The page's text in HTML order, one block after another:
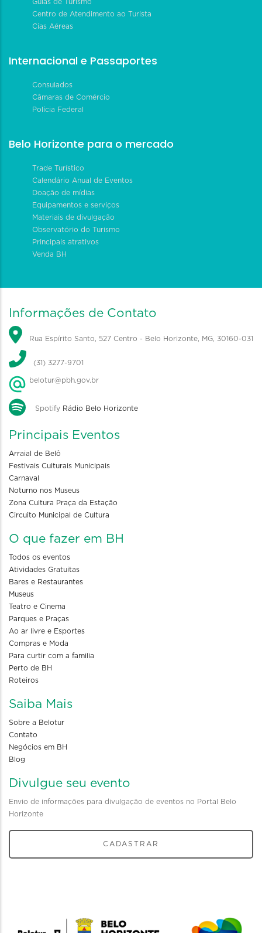
Guias de Turismo
Centro de Atendimento ao Turista
Cias Aéreas
Internacional e Passaportes
Consulados
Câmaras de Comércio
Polícia Federal
Belo Horizonte para o mercado
Trade Turístico
Calendário Anual de Eventos
Doação de mídias
Equipamentos e serviços
Materiais de divulgação
Observatório do Turismo
Principais atrativos
Venda BH
Informações de Contato
Rua Espírito Santo, 527 Centro - Belo Horizonte, MG, 30160-031
(31) 3277-9701
belotur@pbh.gov.br
Spotify Rádio Belo Horizonte
Principais Eventos
Arraial de Belô
Festivais Culturais Municipais
Carnaval
Noturno nos Museus
Zona Cultura Praça da Estação
Circuito Municipal de Cultura
O que fazer em BH
Todos os eventos
Atividades Gratuitas
Bares e Restaurantes
Museus
Teatro e Cinema
Parques e Praças
Ao ar livre e Esportes
Compras e Moda
Para curtir com a familia
Perto de BH
Roteiros
Saiba Mais
Sobre a Belotur
Contato
Negócios em BH
Blog
Divulgue seu evento
Envio de informações para divulgação de eventos no Portal Belo
Horizonte
CADASTRAR